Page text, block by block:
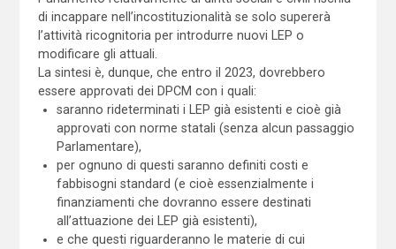
di incappare nell’incostituzionalità se solo supererà
l’attività ricognitoria per introdurre nuovi LEP o
modificare gli attuali.
La sintesi è, dunque, che entro il 2023, dovrebbero
essere approvati dei DPCM con i quali:
saranno rideterminati i LEP già esistenti e cioè già
approvati con norme statali (senza alcun passaggio
Parlamentare),
per ognuno di questi saranno definiti costi e
fabbisogni standard (e cioè essenzialmente i
finanziamenti che dovranno essere destinati
all’attuazione dei LEP già esistenti),
e che questi riguarderanno le materie di cui